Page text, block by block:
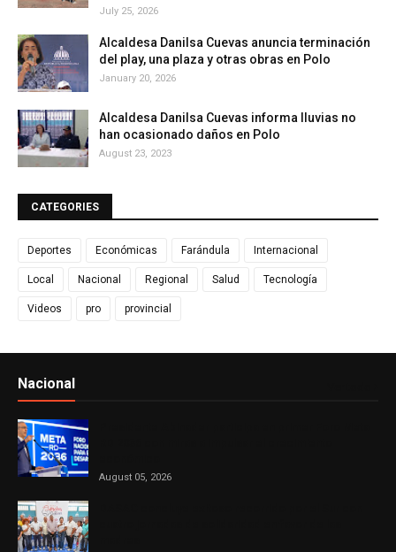
July 25, 2026
Alcaldesa Danilsa Cuevas anuncia terminación
del play, una plaza y otras obras en Polo
January 20, 2026
Alcaldesa Danilsa Cuevas informa lluvias no
han ocasionado daños en Polo
August 23, 2023
CATEGORIES
Deportes Económicas Farándula Internacional
Local Nacional Regional Salud Tecnología
Videos pro provincial
Nacional
August 05, 2026